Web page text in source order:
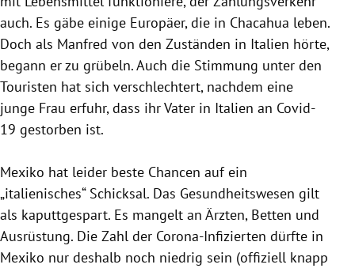
auch. Es gäbe einige Europäer, die in Chacahua leben.
Doch als Manfred von den Zuständen in Italien hörte,
begann er zu grübeln. Auch die Stimmung unter den
Touristen hat sich verschlechtert, nachdem eine
junge Frau erfuhr, dass ihr Vater in Italien an Covid-
19 gestorben ist.
Mexiko hat leider beste Chancen auf ein
„italienisches“ Schicksal. Das Gesundheitswesen gilt
als kaputtgespart. Es mangelt an Ärzten, Betten und
Ausrüstung. Die Zahl der Corona-Infizierten dürfte in
Mexiko nur deshalb noch niedrig sein (offiziell knapp